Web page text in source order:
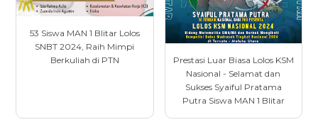
53 Siswa MAN 1 Blitar Lolos
SNBT 2024, Raih Mimpi
Berkuliah di PTN
Prestasi Luar Biasa Lolos KSM
Nasional - Selamat dan
Sukses Syaiful Pratama
Putra Siswa MAN 1 Blitar